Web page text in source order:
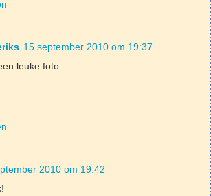
15 september 2010 om 19:37
leuke foto
2010 om 19:42